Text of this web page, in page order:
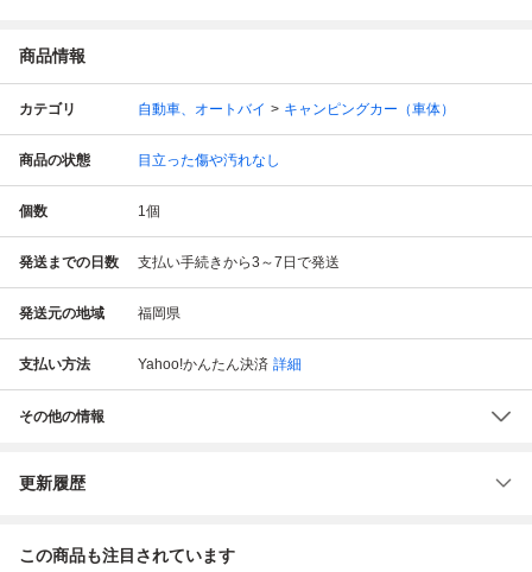
商品情報
カテゴリ 自動車、オートバイ キャンピングカー（車体）
商品の状態 目立った傷や汚れなし
個数 1個
発送までの日数 支払い手続きから3～7日で発送
発送元の地域 福岡県
支払い方法 Yahoo!かんたん決済 詳細
その他の情報
更新履歴
この商品も注目されています